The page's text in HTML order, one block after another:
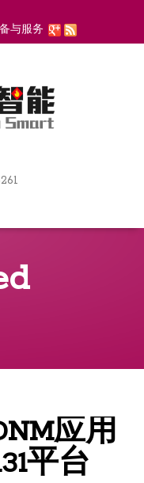
与服务
应用
平台